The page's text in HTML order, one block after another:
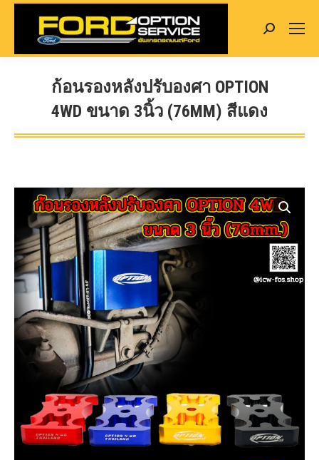
Search:
ก้อนรองหลังปรับองศา OPTION
4WD ขนาด 3นิ้ว (76MM) สีแดง
You are here: